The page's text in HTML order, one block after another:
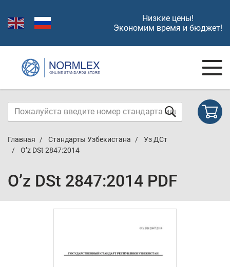
Низкие цены!
Экономим время и бюджет!
Главная Стандарты Узбекистана
Уз ДСт
O’z DSt 2847:2014
O’z DSt 2847:2014 PDF